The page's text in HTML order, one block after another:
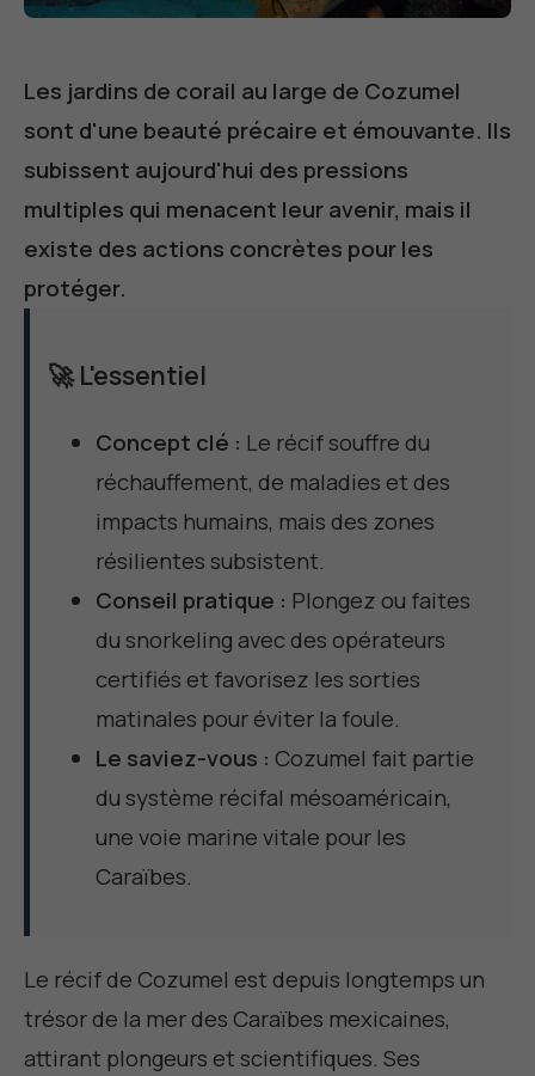
Les jardins de corail au large de Cozumel
sont d'une beauté précaire et émouvante. Ils
subissent aujourd'hui des pressions
multiples qui menacent leur avenir, mais il
existe des actions concrètes pour les
protéger.
🚀 L'essentiel
Concept clé : Le récif souffre du
réchauffement, de maladies et des
impacts humains, mais des zones
résilientes subsistent.
Conseil pratique : Plongez ou faites
du snorkeling avec des opérateurs
certifiés et favorisez les sorties
matinales pour éviter la foule.
Le saviez-vous : Cozumel fait partie
du système récifal mésoaméricain,
une voie marine vitale pour les
Caraïbes.
Le récif de Cozumel est depuis longtemps un
trésor de la mer des Caraïbes mexicaines,
attirant plongeurs et scientifiques. Ses